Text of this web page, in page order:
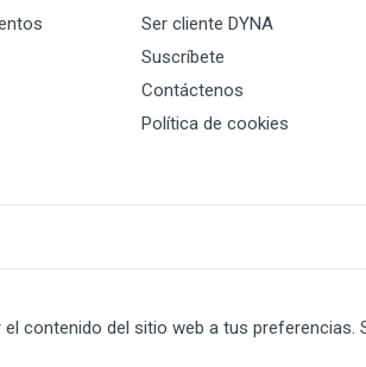
Ser cliente DYNA
Suscríbete
Contáctenos
Política de cookies
contenido del sitio web a tus preferencias.